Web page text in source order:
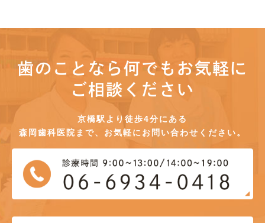
歯のことなら何でもお気軽に
ご相談ください
京橋駅より徒歩4分にある
森岡歯科医院まで、お気軽にお問い合わせください。